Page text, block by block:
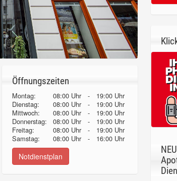
Öffnungszeiten
Montag: 08:00 Uhr -
19:00 Uhr
Dienstag:
08:00 Uhr -
19:00 Uhr
Mittwoch:
08:00 Uhr -
19:00 Uhr
Donnerstag:08:00 Uhr -
19:00 Uhr
Freitag:
08:00 Uhr -
19:00 Uhr
Samstag:
08:00 Uhr - 16:00 Uhr
Notdienstplan